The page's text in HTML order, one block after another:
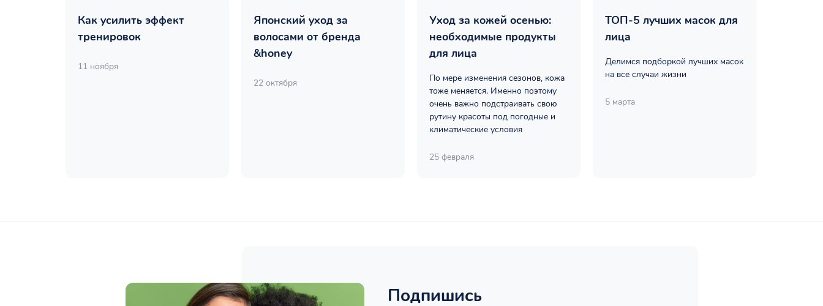
Как усилить эффект
тренировок
11 ноября
Японский уход за
волосами от бренда
&honey
22 октября
Уход за кожей осенью:
необходимые продукты
для лица
По мере изменения сезонов, кожа
тоже меняется. Именно поэтому
очень важно подстраивать свою
рутину красоты под погодные и
климатические условия
25 февраля
ТОП-5 лучших масок для
лица
Делимся подборкой лучших масок
на все случаи жизни
5 марта
Подпишись